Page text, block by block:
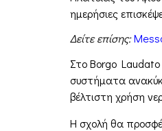
ημερήσιες
Δείτε επίσης:
Στο Borgo
συστήματα
βέλτιστη χρήση
Η σχολή θα